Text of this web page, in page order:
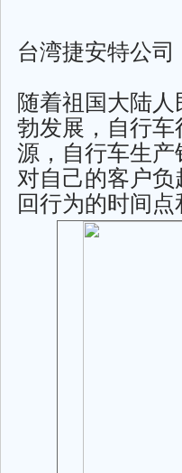
台湾捷安特公
随着祖国大陆
勃发展，自行
源，自行车生
对自己的客户
回行为的时间